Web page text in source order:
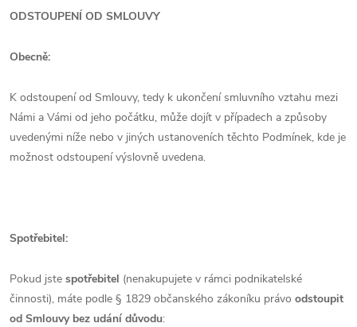
ODSTOUPENÍ OD SMLOUVY
Obecně:
K odstoupení od Smlouvy, tedy k ukončení smluvního vztahu mezi
Námi a Vámi od jeho počátku, může dojít v případech a způsoby
uvedenými níže nebo v jiných ustanoveních těchto Podmínek, kde je
možnost odstoupení výslovně uvedena.
Spotřebitel:
Pokud jste spotřebitel (nenakupujete v rámci podnikatelské
činnosti), máte podle § 1829 občanského zákoníku právo odstoupit
od Smlouvy bez udání důvodu: